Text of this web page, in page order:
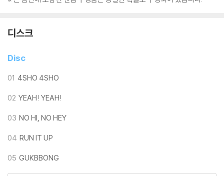
디스크
Disc
01 4SHO 4SHO
02 YEAH! YEAH!
03 NO HI, NO HEY
04 RUN IT UP
05 GUKBBONG